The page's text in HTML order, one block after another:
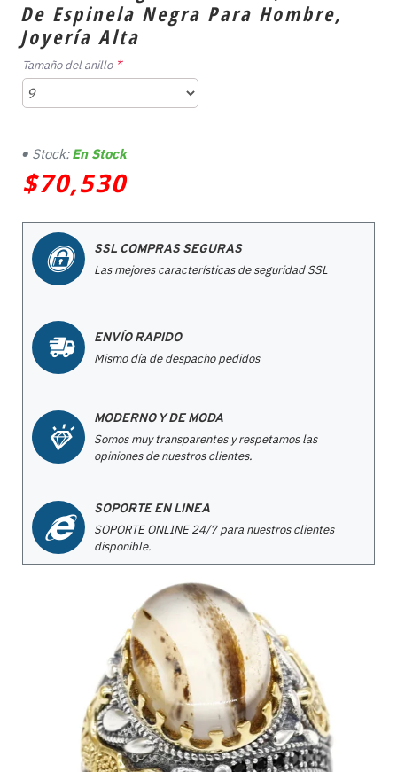
De Espinela Negra Para Hombre,
Joyería Alta
$70,530
Stock: En Stock
Tamaño del anillo
SSL COMPRAS SEGURAS
Las mejores características de seguridad SSL
ENVÍO RAPIDO
Mismo día de despacho pedidos
MODERNO Y DE MODA
Somos muy transparentes y respetamos las
opiniones de nuestros clientes.
SOPORTE EN LINEA
SOPORTE ONLINE 24/7 para nuestros clientes
disponible.